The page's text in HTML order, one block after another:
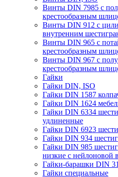
Винты DIN 7985 с
крестообразным
Винты DIN 912 с
внутренним
Винты DIN 965 с
крестообразным
Винты DIN 967 с
крестообразным
Гайки
Гайки DIN, ISO
Гайки DIN 1587
Гайки DIN 1624
Гайки DIN 6334
удлиненные
Гайки DIN 6923
Гайки DIN 934
Гайки DIN 985
низкие с нейлоновой
Гайки-барашки DIN
Гайки специальные